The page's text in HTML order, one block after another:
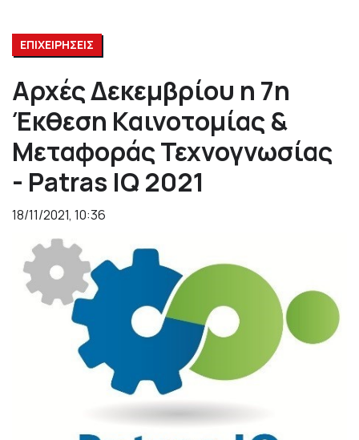
ΕΠΙΧΕΙΡΗΣΕΙΣ
Αρχές Δεκεμβρίου η 7η
Έκθεση Καινοτομίας &
Μεταφοράς Τεχνογνωσίας
- Patras IQ 2021
18/11/2021, 10:36